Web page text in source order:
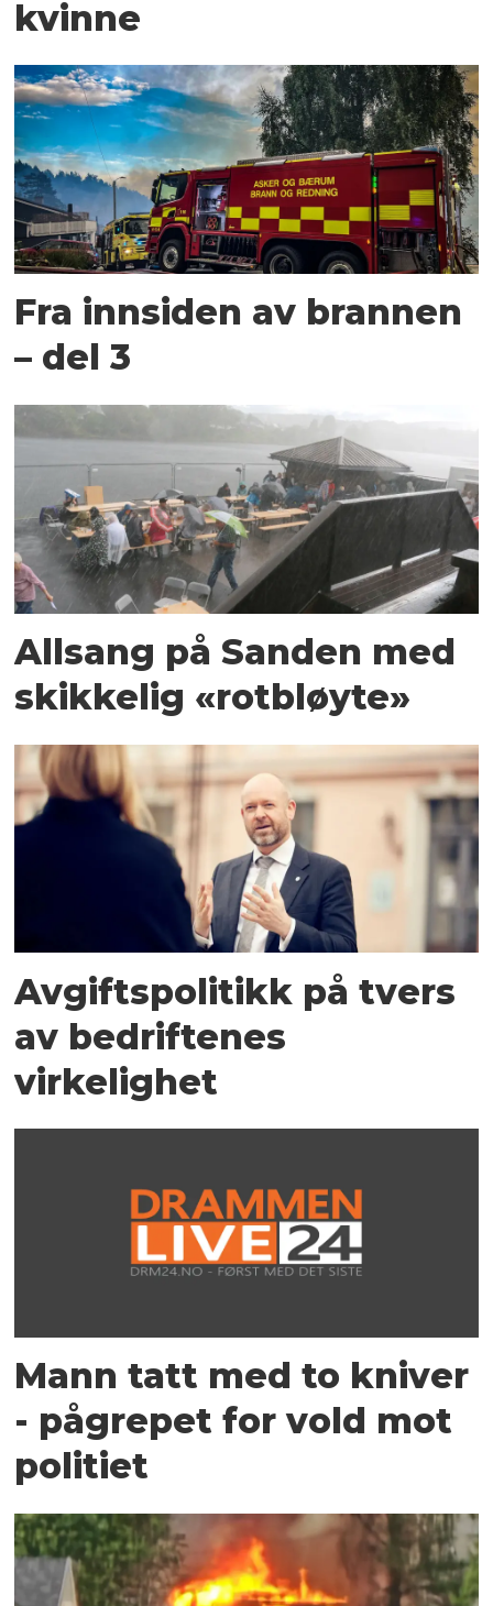
kvinne
Fra innsiden av brannen
– del 3
Allsang på Sanden med
skikkelig «rotbløyte»
Avgiftspolitikk på tvers
av bedriftenes
virkelighet
Mann tatt med to kniver
- pågrepet for vold mot
politiet